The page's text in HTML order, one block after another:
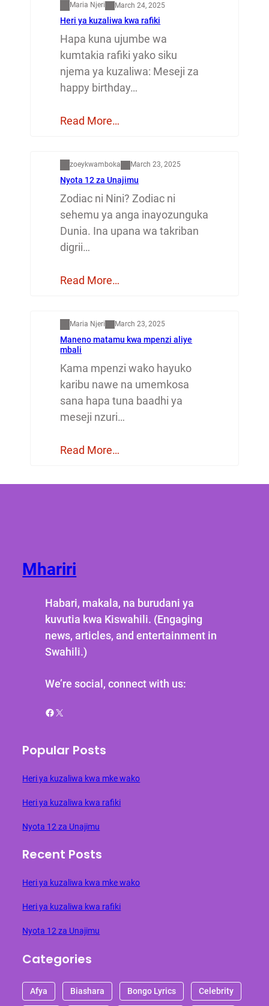
Maria Njeri March 24, 2025
Heri ya kuzaliwa kwa rafiki
Hapa kuna ujumbe wa
kumtakia rafiki yako siku
njema ya kuzaliwa: Meseji za
happy birthday…
Read More…
zoeykwamboka March 23, 2025
Nyota 12 za Unajimu
Zodiac ni Nini? Zodiac ni
sehemu ya anga inayozunguka
Dunia. Ina upana wa takriban
digrii…
Read More…
Maria Njeri March 23, 2025
Maneno matamu kwa mpenzi aliye
mbali
Kama mpenzi wako hayuko
karibu nawe na umemkosa
sana hapa tuna baadhi ya
meseji nzuri…
Read More…
Mhariri
Habari, makala, na burudani ya
kuvutia kwa Kiswahili. (Engaging
news, articles, and entertainment in
Swahili.)
We’re social, connect with us:
Facebook X
Popular Posts
Heri ya kuzaliwa kwa mke wako
Heri ya kuzaliwa kwa rafiki
Nyota 12 za Unajimu
Recent Posts
Heri ya kuzaliwa kwa mke wako
Heri ya kuzaliwa kwa rafiki
Nyota 12 za Unajimu
Categories
Afya Biashara Bongo Lyrics Celebrity